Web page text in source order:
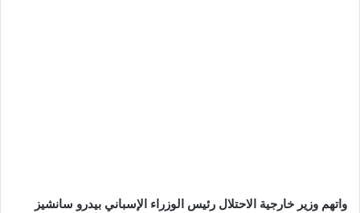
واتهم وزير خارجية الاحتلال رئيس الوزراء الإسباني بيدرو سانشيز